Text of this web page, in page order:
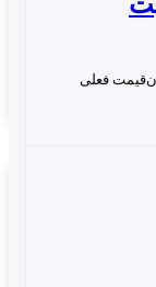
فعلی